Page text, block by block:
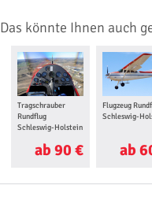
Das könnte Ihnen auch
Tragschrauber
Rundflug
Schleswig-Holstein
ab 90 €
Flugzeug
Schleswig-
ab